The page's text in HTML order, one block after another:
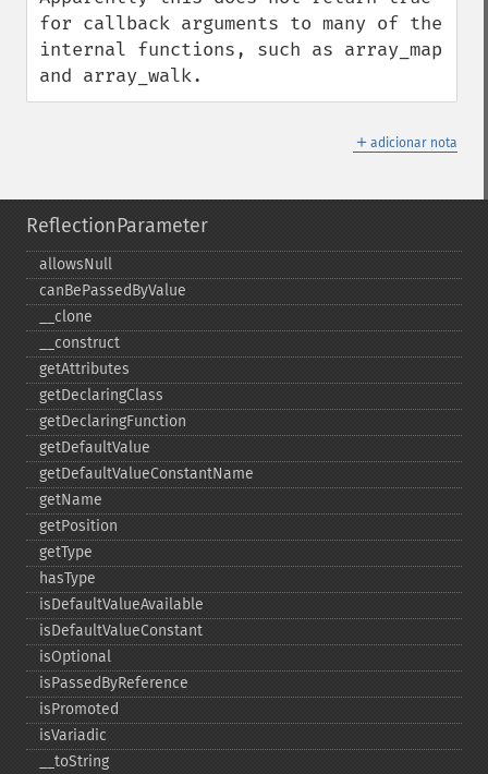
for callback arguments to many of the
internal functions, such as array_map
and array_walk.
＋ adicionar nota
ReflectionParameter
allowsNull
canBePassedByValue
_​_​clone
_​_​construct
getAttributes
getDeclaringClass
getDeclaringFunction
getDefaultValue
getDefaultValueConstantName
getName
getPosition
getType
hasType
isDefaultValueAvailable
isDefaultValueConstant
isOptional
isPassedByReference
isPromoted
isVariadic
_​_​toString